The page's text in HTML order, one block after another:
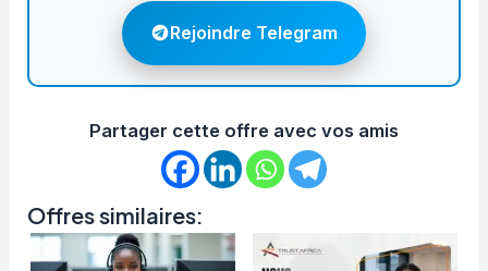
Rejoindre Telegram
Partager cette offre avec vos amis
Offres similaires: